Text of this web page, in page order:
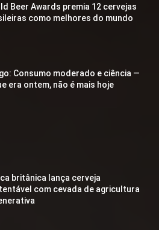
Beer Awards premia 12 cervejas
como melhores do mundo
Consumo moderado e ciência —
era ontem, não é mais hoje
britânica lança cerveja
com cevada de agricultura